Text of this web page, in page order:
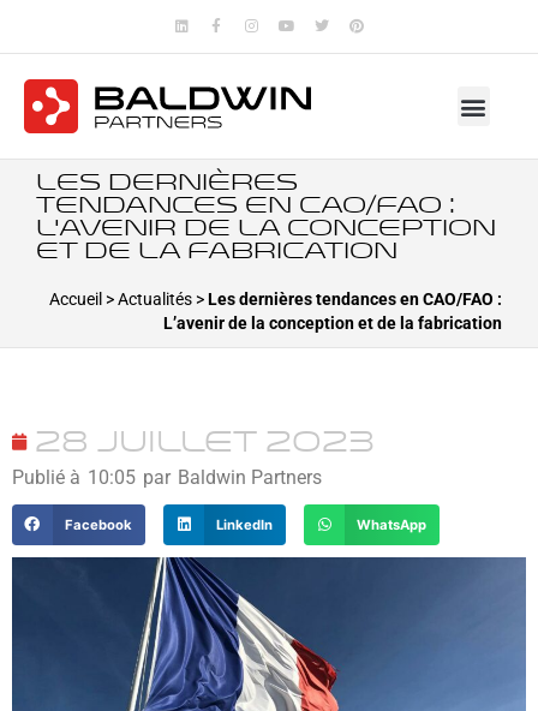
Les dernières
tendances en CAO/FAO :
L’avenir de la conception
et de la fabrication
Accueil >Actualités >Les dernières tendances en CAO/FAO :
L’avenir de la conception et de la fabrication
28 juillet 2023
Publié à 10:05 par Baldwin Partners
Facebook LinkedIn WhatsApp